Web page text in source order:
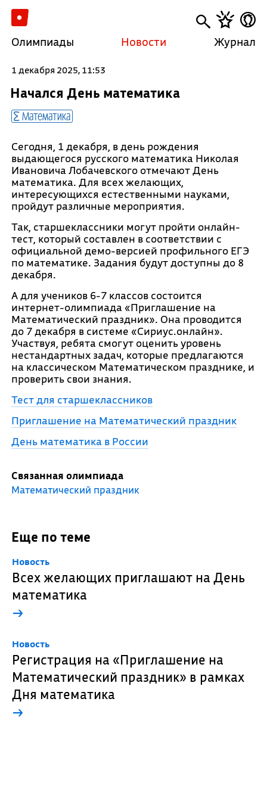
Олимпиады Новости Журнал
1 декабря 2025, 11:53
Начался День математика
Математика
Сегодня, 1 декабря, в день рождения
выдающегося русского математика Николая
Ивановича Лобачевского отмечают День
математика. Для всех желающих,
интересующихся естественными науками,
пройдут различные мероприятия.
Так, старшеклассники могут пройти онлайн-
тест, который составлен в соответствии с
официальной демо-версией профильного ЕГЭ
по математике. Задания будут доступны до 8
декабря.
А для учеников 6-7 классов состоится
интернет-олимпиада «Приглашение на
Математический праздник». Она проводится
до 7 декабря в системе «Сириус.онлайн».
Участвуя, ребята смогут оценить уровень
нестандартных задач, которые предлагаются
на классическом Математическом празднике, и
проверить свои знания.
Тест для старшеклассников
Приглашение на Математический праздник
День математика в России
Связанная олимпиада
Математический праздник
Еще по теме
Новость
Всех желающих приглашают на День
математика
→
Новость
Регистрация на «Приглашение на
Математический праздник» в рамках
Дня математика
→